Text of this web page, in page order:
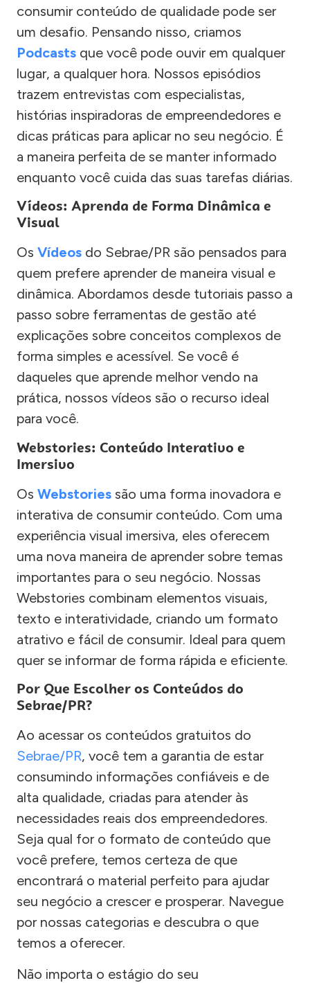
consumir conteúdo de qualidade pode ser
um desafio. Pensando nisso, criamos
Podcasts que você pode ouvir em qualquer
lugar, a qualquer hora. Nossos episódios
trazem entrevistas com especialistas,
histórias inspiradoras de empreendedores e
dicas práticas para aplicar no seu negócio. É
a maneira perfeita de se manter informado
enquanto você cuida das suas tarefas diárias.
Vídeos: Aprenda de Forma Dinâmica e
Visual
Os Vídeos do Sebrae/PR são pensados para
quem prefere aprender de maneira visual e
dinâmica. Abordamos desde tutoriais passo a
passo sobre ferramentas de gestão até
explicações sobre conceitos complexos de
forma simples e acessível. Se você é
daqueles que aprende melhor vendo na
prática, nossos vídeos são o recurso ideal
para você.
Webstories: Conteúdo Interativo e
Imersivo
Os Webstories são uma forma inovadora e
interativa de consumir conteúdo. Com uma
experiência visual imersiva, eles oferecem
uma nova maneira de aprender sobre temas
importantes para o seu negócio. Nossas
Webstories combinam elementos visuais,
texto e interatividade, criando um formato
atrativo e fácil de consumir. Ideal para quem
quer se informar de forma rápida e eficiente.
Por Que Escolher os Conteúdos do
Sebrae/PR?
Ao acessar os conteúdos gratuitos do
Sebrae/PR, você tem a garantia de estar
consumindo informações confiáveis e de
alta qualidade, criadas para atender às
necessidades reais dos empreendedores.
Seja qual for o formato de conteúdo que
você prefere, temos certeza de que
encontrará o material perfeito para ajudar
seu negócio a crescer e prosperar. Navegue
por nossas categorias e descubra o que
temos a oferecer.
Não importa o estágio do seu